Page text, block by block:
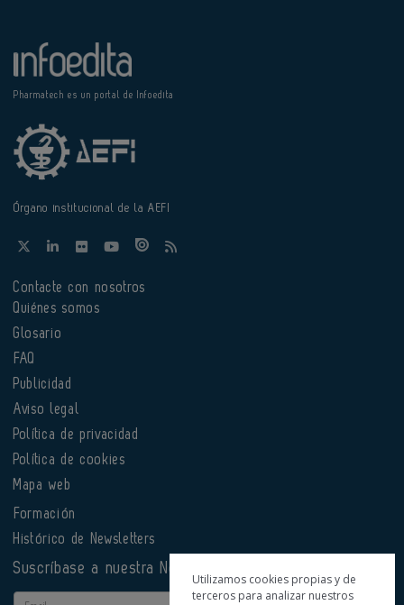
Pharmatech es un portal de Infoedita
Órgano institucional de la AEFI
Contacte con nosotros
Quiénes somos
Glosario
FAQ
Publicidad
Aviso legal
Política de privacidad
Política de cookies
Mapa web
Formación
Histórico de Newsletters
Suscríbase a nuestra Newsletter
Email
Utilizamos cookies propias y de
terceros para analizar nuestros